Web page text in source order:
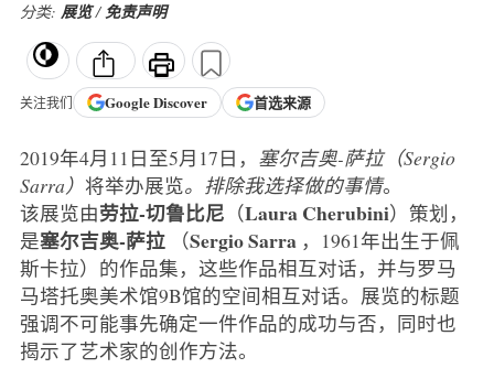
分类: 展览/免责声明
关注我们 GoogleDiscover 首选来源
2019年4月11日至5月17日， 塞尔吉奥-萨拉（Sergio
Sarra） 将举办展览。排除我选择做的事情。
该展览由劳拉-切鲁比尼 （Laura Cherubini）策划，
是塞尔吉奥-萨拉 （Sergio Sarra ，1961年出生于佩
斯卡拉）的作品集，这些作品相互对话，并与罗马
马塔托奥美术馆9B馆的空间相互对话。展览的标题
强调不可能事先确定一件作品的成功与否，同时也
揭示了艺术家的创作方法。